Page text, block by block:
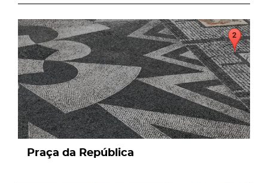
page
Praça da República